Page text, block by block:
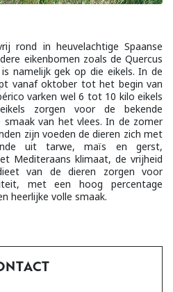
rond in heuvelachtige Spaanse
eikenbomen zoals de Quercus
namelijk gek op die eikels. In de
vanaf oktober tot het begin van
varken wel 6 tot 10 kilo eikels
zorgen voor de bekende
van het vlees. In de zomer
zijn voeden de dieren zich met
uit tarwe, maïs en gerst,
Mediteraans klimaat, de vrijheid
van de dieren zorgen voor
met een hoog percentage
heerlijke volle smaak.